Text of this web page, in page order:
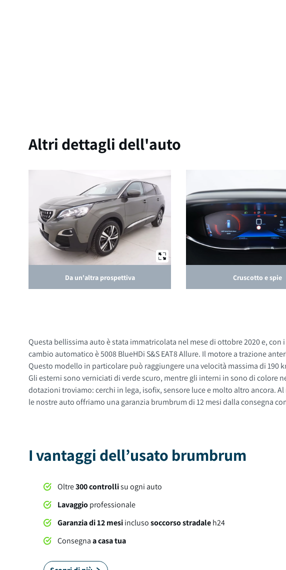
Altri dettagli dell'auto
Da un'altra prospettiva Cruscotto e spie
Questa bellissima auto è stata immatricolata nel mese di ottobre 2020 e,
cambio automatico è 5008 BlueHDi S&S EAT8 Allure. Il motore a trazione anteriore di questa automobile con alimentazione a diesel ha una cilindrata di 1499 cc con 131 CV di potenza.
Questo modello in particolare può raggiungere una velocità massima di
Gli esterni sono verniciati di verde scuro, mentre gli interni in sono di colore nero. Questa auto ha 5 porte, 7 posti a sedere e un bagagliaio con capacità di 702 litri. Tra gli optional e le
dotazioni troviamo: cerchi in lega, isofix, sensore luce e molto altro ancora. Al momento della consegna, questa auto sarà soggetta a lavaggio professionale compreso nel prezzo. Su tutte
le nostre auto offriamo una garanzia brumbrum di 12 mesi dalla consegna
I vantaggi dell’usato brumbrum
Oltre300 controllisu ogni auto
Lavaggioprofessionale
Garanzia di 12 mesiinclusosoccorso stradaleh24
Consegnaa casa tua